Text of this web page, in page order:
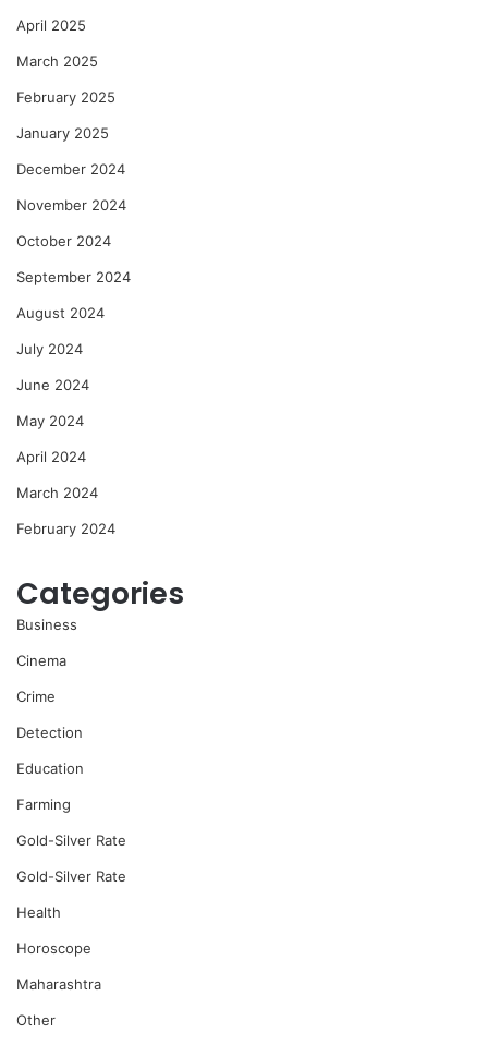
April 2025
March 2025
February 2025
January 2025
December 2024
November 2024
October 2024
September 2024
August 2024
July 2024
June 2024
May 2024
April 2024
March 2024
February 2024
Categories
Business
Cinema
Crime
Detection
Education
Farming
Gold-Silver Rate
Gold-Silver Rate
Health
Horoscope
Maharashtra
Other